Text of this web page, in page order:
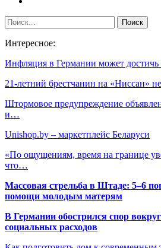
Интересное:
Инфляция в Германии может достичь
21-летний брестчанин на «Ниссан»
Штормовое предупреждение
и…
Unishop.by – маркетплейс Беларуси
«По ощущениям, время на границе
что…
Массовая стрельба в Штаде: 5–6
помощи молодым матерям
В Германии обострился спор
социальных расходов